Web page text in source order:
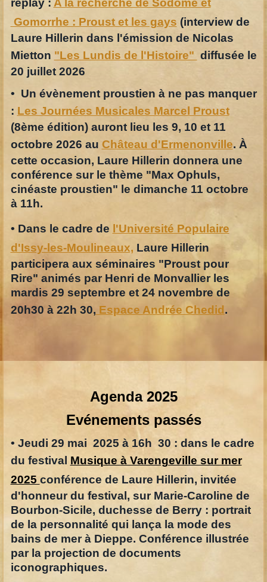
replay : A la recherche de Sodome et
Gomorrhe : Proust et les gays (interview de
Laure Hillerin dans l'émission de Nicolas
Mietton "Les Lundis de l'Histoire" diffusée le
20 juillet 2026
• Un évènement proustien à ne pas manquer
: Les Journées Musicales Marcel Proust
(8ème édition) auront lieu les 9, 10 et 11
octobre 2026 au Château d'Ermenonville. À
cette occasion, Laure Hillerin donnera une
conférence sur le thème "Max Ophuls,
cinéaste proustien" le dimanche 11 octobre
à 11h.
• Dans le cadre de l'Université Populaire
d'Issy-les-Moulineaux, Laure Hillerin
participera aux séminaires "Proust pour
Rire" animés par Henri de Monvallier les
mardis 29 septembre et 24 novembre de
20h30 à 22h 30, Espace Andrée Chedid.
Agenda 2025
Evénements passés
• Jeudi 29 mai 2025 à 16h 30 : dans le cadre
du festival Musique à Varengeville sur mer
2025 conférence de Laure Hillerin, invitée
d'honneur du festival, sur Marie-Caroline de
Bourbon-Sicile, duchesse de Berry : portrait
de la personnalité qui lança la mode des
bains de mer à Dieppe. Conférence illustrée
par la projection de documents
iconographiques.